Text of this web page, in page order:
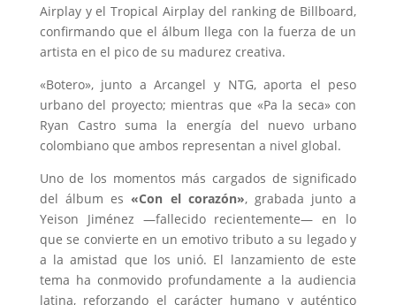
Airplay y el Tropical Airplay del ranking de Billboard,
confirmando que el álbum llega con la fuerza de un
artista en el pico de su madurez creativa.
«Botero», junto a Arcangel y NTG, aporta el peso
urbano del proyecto; mientras que «Pa la seca» con
Ryan Castro suma la energía del nuevo urbano
colombiano que ambos representan a nivel global.
Uno de los momentos más cargados de significado
del álbum es «Con el corazón», grabada junto a
Yeison Jiménez —fallecido recientemente— en lo
que se convierte en un emotivo tributo a su legado y
a la amistad que los unió. El lanzamiento de este
tema ha conmovido profundamente a la audiencia
latina, reforzando el carácter humano y auténtico